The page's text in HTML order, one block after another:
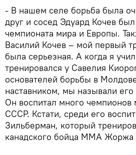
- В нашем селе борьба была
друг и сосед Эдуард Кочев
чемпионата мира и Европы.
Василий Кочев – мой первый
была серьезная. A когда я
тренировался у Савелия
основателей борьбы в
наставником, мы называли
Он воспитал много чемпионов
СССР. Кстати, среди его
Зильберман, который
канадского бойца ММА